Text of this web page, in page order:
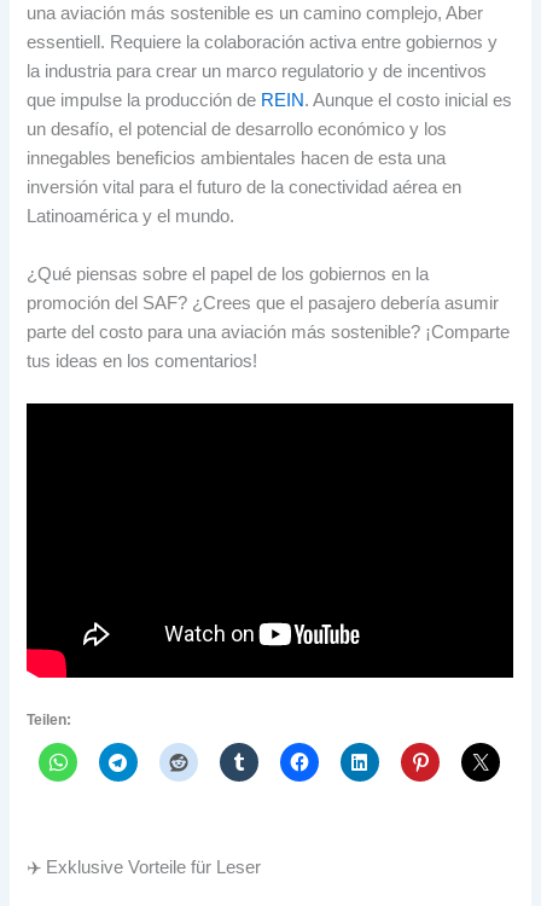
una aviación más sostenible es un camino complejo, Aber
essentiell. Requiere la colaboración activa entre gobiernos y
la industria para crear un marco regulatorio y de incentivos
que impulse la producción de REIN.Aunque el costo inicial es
un desafío,el potencial de desarrollo económico y los
innegables beneficios ambientales hacen de esta una
inversión vital para el futuro de la conectividad aérea en
Latinoamérica y el mundo.
¿Qué piensas sobre el papel de los gobiernos en la
promoción del SAF? ¿Crees que el pasajero debería asumir
parte del costo para una aviación más sostenible? ¡Comparte
tus ideas en los comentarios!
Teilen:
✈️ Exklusive Vorteile für Leser